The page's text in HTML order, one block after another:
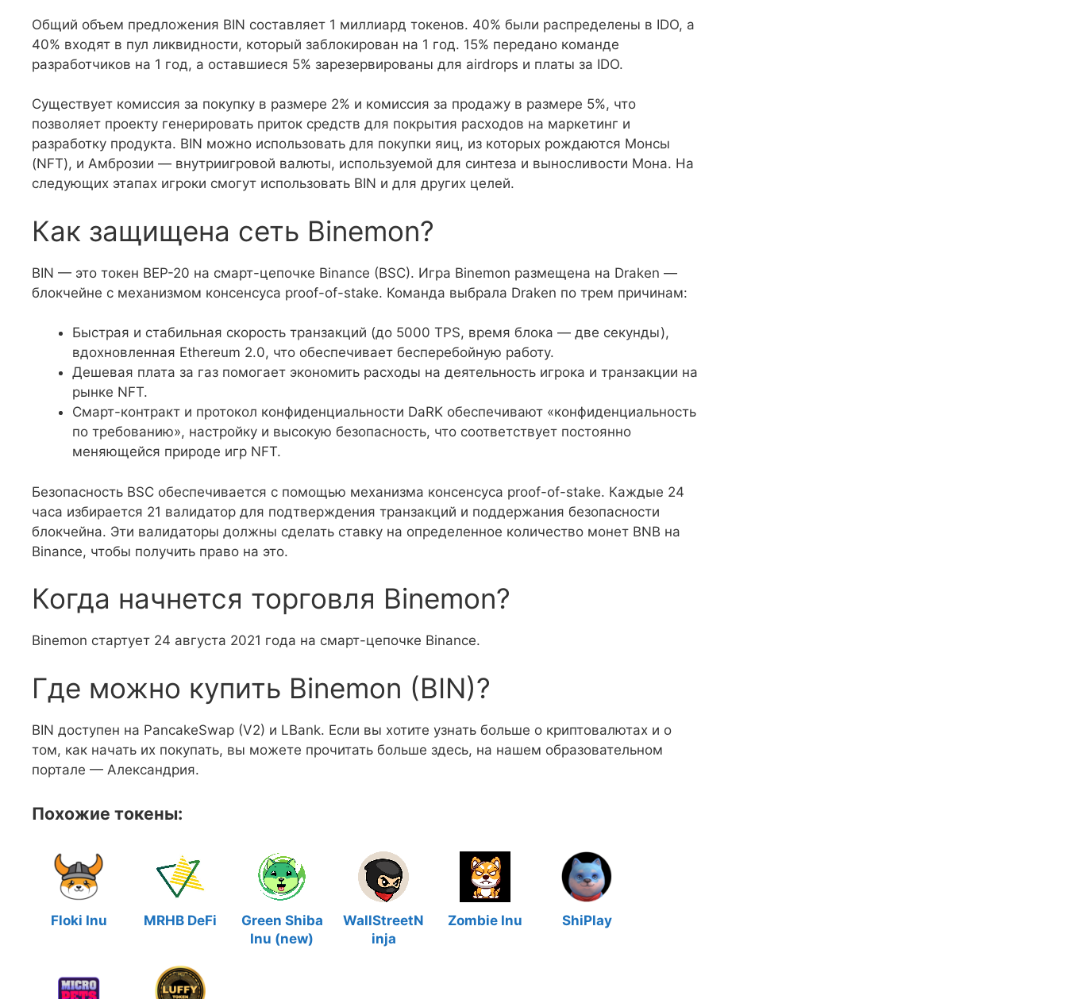
Общий объем предложения BIN составляет 1 миллиард токенов. 40% были распределены в IDO, а
40% входят в пул ликвидности, который заблокирован на 1 год. 15% передано команде
разработчиков на 1 год, а оставшиеся 5% зарезервированы для airdrops и платы за IDO.
Существует комиссия за покупку в размере 2% и комиссия за продажу в размере 5%, что
позволяет проекту генерировать приток средств для покрытия расходов на маркетинг и
разработку продукта. BIN можно использовать для покупки яиц, из которых рождаются Монсы
(NFT), и Амброзии — внутриигровой валюты, используемой для синтеза и выносливости Мона. На
следующих этапах игроки смогут использовать BIN и для других целей.
Как защищена сеть Binemon?
BIN — это токен BEP-20 на смарт-цепочке Binance (BSC). Игра Binemon размещена на Draken —
блокчейне с механизмом консенсуса proof-of-stake. Команда выбрала Draken по трем причинам:
Быстрая и стабильная скорость транзакций (до 5000 TPS, время блока — две секунды),
вдохновленная Ethereum 2.0, что обеспечивает бесперебойную работу.
Дешевая плата за газ помогает экономить расходы на деятельность игрока и транзакции на
рынке NFT.
Смарт-контракт и протокол конфиденциальности DaRK обеспечивают «конфиденциальность
по требованию», настройку и высокую безопасность, что соответствует постоянно
меняющейся природе игр NFT.
Безопасность BSC обеспечивается с помощью механизма консенсуса proof-of-stake. Каждые 24
часа избирается 21 валидатор для подтверждения транзакций и поддержания безопасности
блокчейна. Эти валидаторы должны сделать ставку на определенное количество монет BNB на
Binance, чтобы получить право на это.
Когда начнется торговля Binemon?
Binemon стартует 24 августа 2021 года на смарт-цепочке Binance.
Где можно купить Binemon (BIN)?
BIN доступен на PancakeSwap (V2) и LBank. Если вы хотите узнать больше о криптовалютах и о
том, как начать их покупать, вы можете прочитать больше здесь, на нашем образовательном
портале — Александрия.
Похожие токены:
Floki Inu MRHB DeFi
Green Shiba
Inu (new)
WallStreetN
inja
Zombie Inu ShiPlay